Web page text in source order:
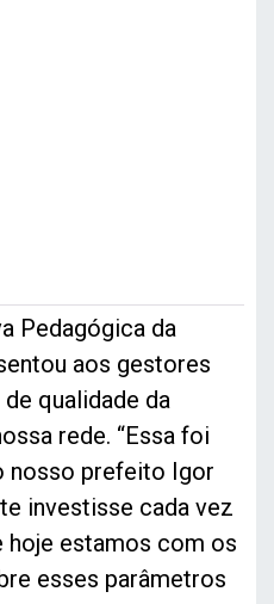
Pedagógica da
aos gestores
qualidade da
rede. “Essa foi
nosso prefeito Igor
investisse cada vez
hoje estamos com os
esses parâmetros